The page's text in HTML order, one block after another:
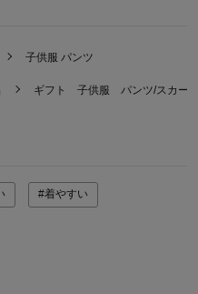
子供服 パンツ
ギフト 子供服 パンツ/スカー
#着やすい